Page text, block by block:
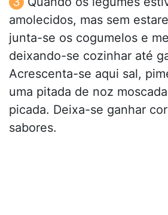
amolecidos, mas sem
junta-se os cogumelos e
deixando-se cozinhar até
Acrescenta-se aqui sal,
uma pitada de noz
picada. Deixa-se ganhar
sabores.